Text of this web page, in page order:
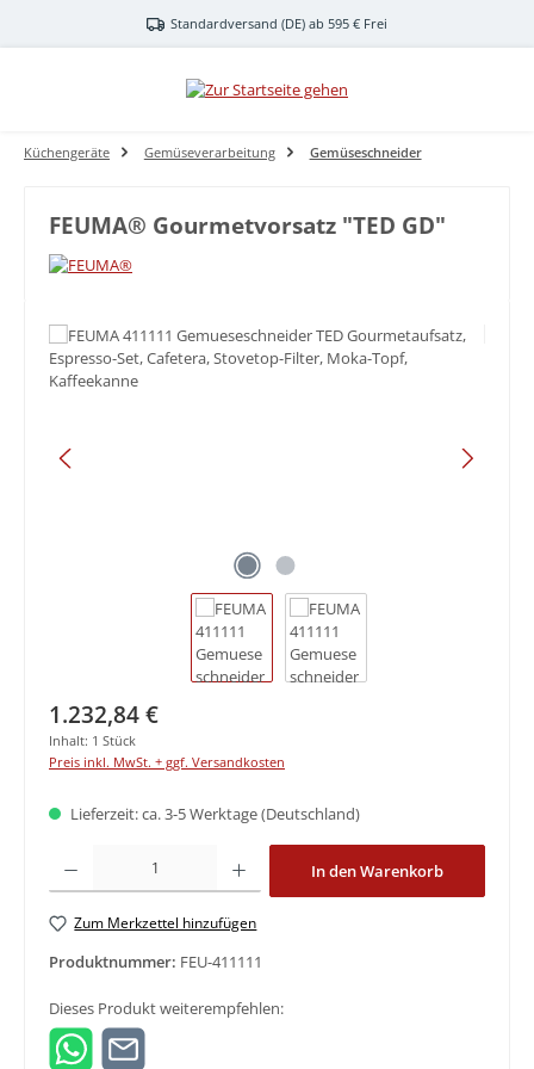
Zum Hauptinhalt springenStandardversand (DE) ab 595 € Frei
Küchengeräte Gemüseverarbeitung Gemüseschneider
FEUMA® Gourmetvorsatz "TED GD"
Bildergalerie überspringen
Regulärer Preis:
1.232,84 €
Inhalt: 1 Stück
Preis inkl. MwSt. + ggf. Versandkosten
Lieferzeit: ca. 3-5 Werktage (Deutschland)
Produkt Anzahl: Gib den gewünschten Wert ein oder benutze die
In den Warenkorb
Zum Merkzettel hinzufügen
Produktnummer: FEU-411111
Dieses Produkt weiterempfehlen: